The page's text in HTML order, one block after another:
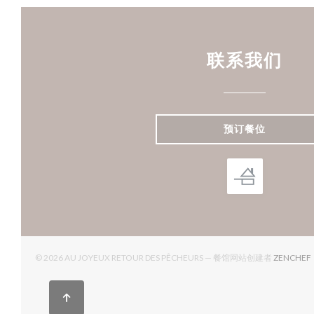
联系我们
预订餐位
© 2026 AU JOYEUX RETOUR DES PÊCHEURS — 餐馆网站创建者 ZENCHEF